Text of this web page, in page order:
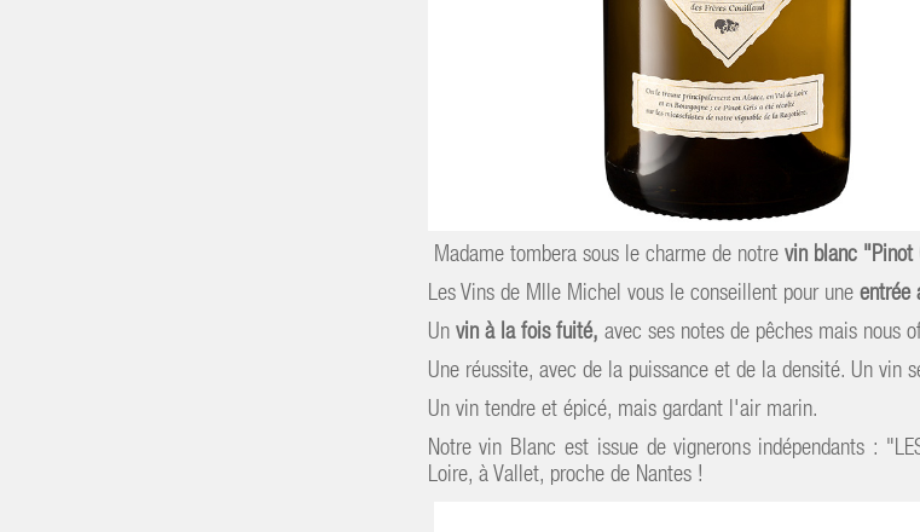
Madame tombera sous le charme de notre vin blanc "Pinot
Les Vins de Mlle Michel vous le conseillent pour une entrée
Un vin à la fois fuité, avec ses notes de pêches mais nous
Une réussite, avec de la puissance et de la densité. Un vin
Un vin tendre et épicé, mais gardant l'air marin.
Notre vin Blanc est issue de vignerons indépendants :
Loire, à Vallet, proche de Nantes !